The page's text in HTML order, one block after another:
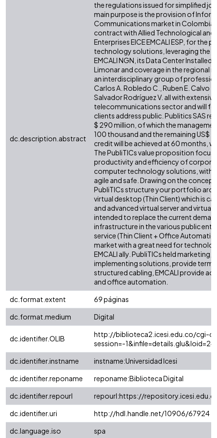
dc.description.abstract
the regulations issued for simplified
main purpose is the provision of
Communications market in Colombia.
contract with Allied Technological and
Enterprises EICE EMCALI ESP, for the
technology solutions, leveraging the
EMCALI NGN, its Data Center Installed
Limonar and coverage in the regional
an interdisciplinary group of
Carlos A. Robledo C., Ruben E. Calvo
Salvador Rodríguez V. all with
telecommunications sector and will
clients address public. Publitics SAS
$ 290 million, of which the
100 thousand and the remaining US$
credit will be achieved at 60 months,
The PubliTICs value proposition
productivity and efficiency of
computer technology solutions, with
agile and safe. Drawing on the
PubliTICs structure your portfolio
virtual desktop (Thin Client) which is
and advanced virtual server and virtual
intended to replace the current
infrastructure in the various public
service (Thin Client + Office
market with a great need for
EMCALI ally. PubliTICs held marketing,
implementing solutions, provide
structured cabling, EMCALI provide
and office automation.
dc.format.extent
69 páginas
dc.format.medium
Digital
dc.identifier.OLIB
http://biblioteca2.icesi.edu.co/cgi-
session=-
dc.identifier.instname
instname:Universidad Icesi
dc.identifier.reponame
reponame:Biblioteca Digital
dc.identifier.repourl
repourl:https://
dc.identifier.uri
http://hdl.handle.net/10906/67924
dc.language.iso
spa